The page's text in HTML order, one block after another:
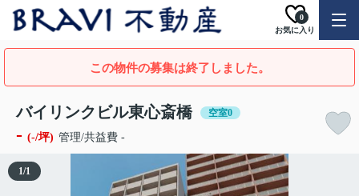
お気に入り
0
この物件の募集は終了しました。
バイリンクビル東心斎橋 空室0
- (-/坪) 管理/共益費 -
1/1